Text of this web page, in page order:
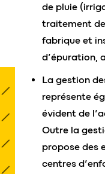
de pluie
traitement
fabrique et
d’épuration,
La gestion
représente
évident de
Outre la
propose des
centres